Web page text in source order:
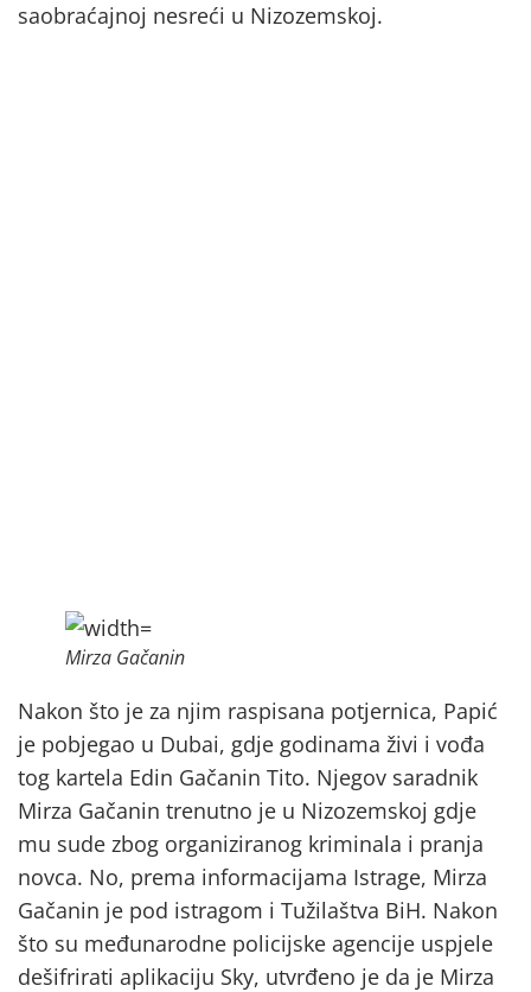
saobraćajnoj nesreći u Nizozemskoj.
Mirza Gačanin
Nakon što je za njim raspisana potjernica, Papić
je pobjegao u Dubai, gdje godinama živi i vođa
tog kartela Edin Gačanin Tito. Njegov saradnik
Mirza Gačanin trenutno je u Nizozemskoj gdje
mu sude zbog organiziranog kriminala i pranja
novca. No, prema informacijama Istrage, Mirza
Gačanin je pod istragom i Tužilaštva BiH. Nakon
što su međunarodne policijske agencije uspjele
dešifrirati aplikaciju Sky, utvrđeno je da je Mirza